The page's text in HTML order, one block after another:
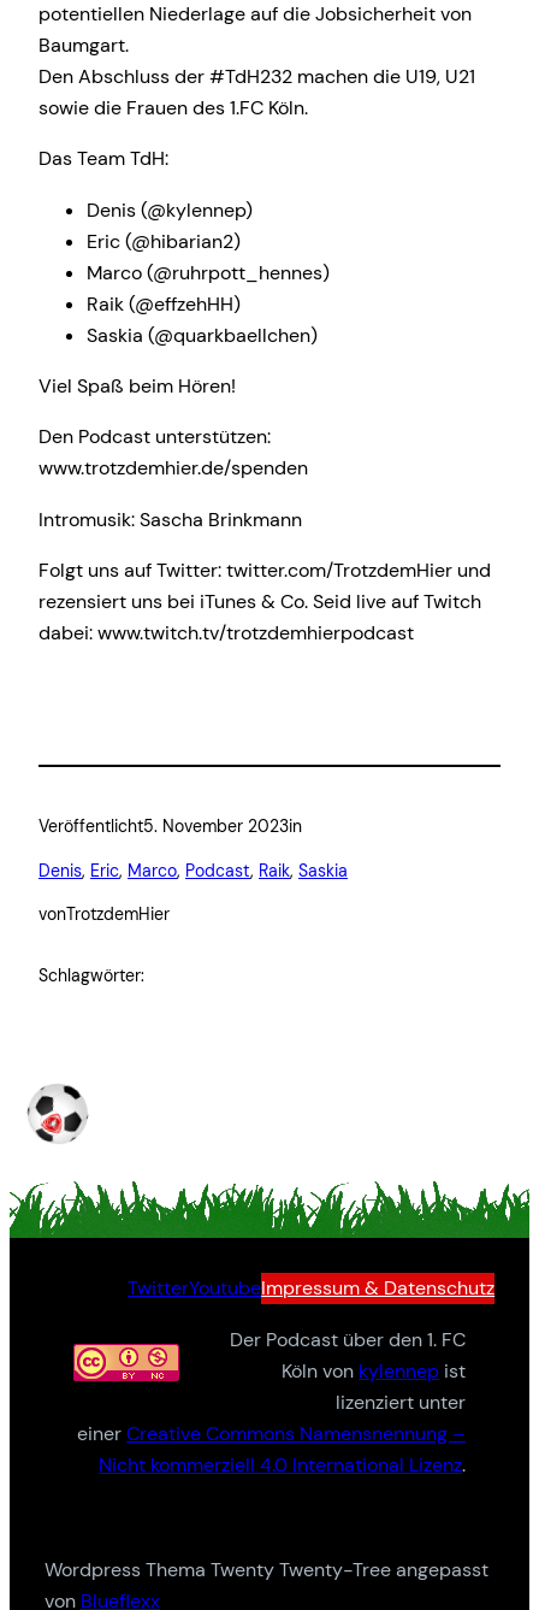
potentiellen Niederlage auf die Jobsicherheit von
Baumgart.
Den Abschluss der #TdH232 machen die U19, U21
sowie die Frauen des 1.FC Köln.
Das Team TdH:
Denis (@kylennep)
Eric (@hibarian2)
Marco (@ruhrpott_hennes)
Raik (@effzehHH)
Saskia (@quarkbaellchen)
Viel Spaß beim Hören!
Den Podcast unterstützen:
www.trotzdemhier.de/spenden
Intromusik: Sascha Brinkmann
Folgt uns auf Twitter: twitter.com/TrotzdemHier und
rezensiert uns bei iTunes & Co. Seid live auf Twitch
dabei: www.twitch.tv/trotzdemhierpodcast
Veröffentlicht5. November 2023in
Denis, Eric, Marco, Podcast, Raik, Saskia
vonTrotzdemHier
Schlagwörter:
TwitterYoutubeImpressum & Datenschutz
Der Podcast über den 1. FC
Köln von kylennep ist
lizenziert unter
einerCreative Commons Namensnennung –
Nicht kommerziell 4.0 International Lizenz.
Wordpress Thema Twenty Twenty-Tree angepasst
von Blueflexx